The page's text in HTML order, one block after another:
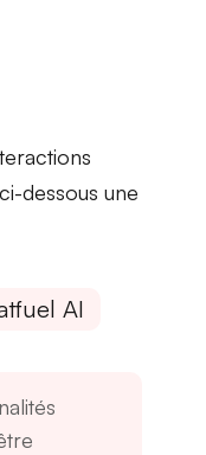
dessous une
AI